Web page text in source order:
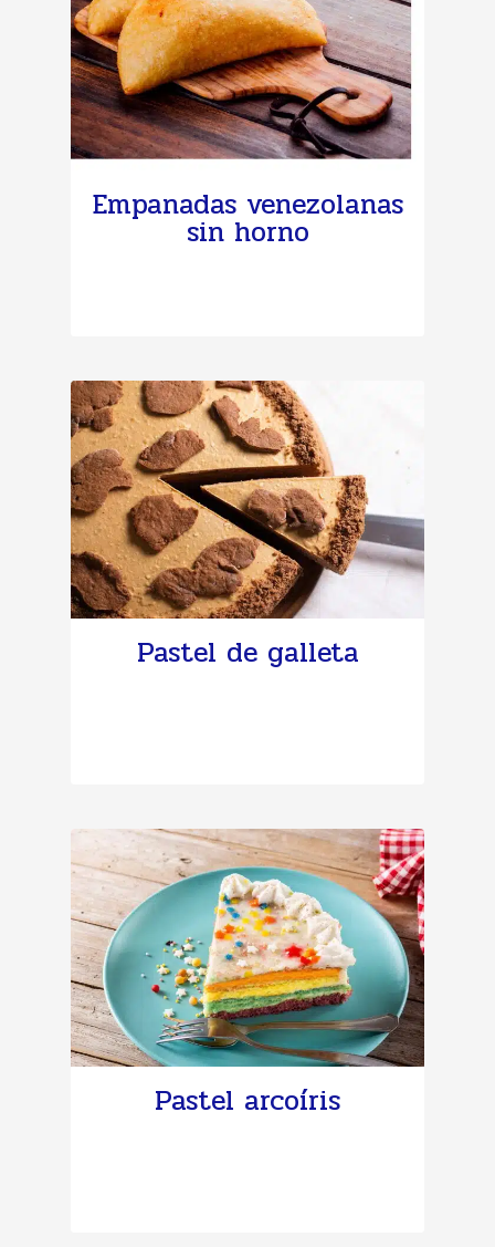
Empanadas venezolanas
sin horno
Pastel de galleta
Pastel arcoíris